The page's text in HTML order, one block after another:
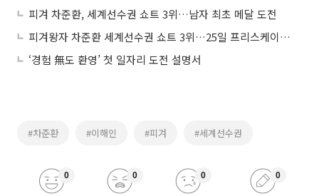
피겨 차준환, 세계선수권 쇼트 3위…남자 최초 메달 도전
피겨왕자 차준환 세계선수권 쇼트 3위…25일 프리스케이팅 연기로 첫 메달 도전
‘경험 無도 환영’ 첫 일자리 도전 설명서
#차준환 #이해인 #피겨 #세계선수권
0 0 0 0